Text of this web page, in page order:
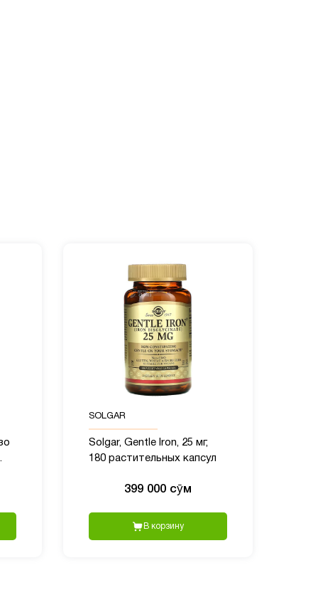
SOLGAR
Solgar, Gentle Iron, 25 мг,
180 растительных капсул
399 000 сӯм
В корзину